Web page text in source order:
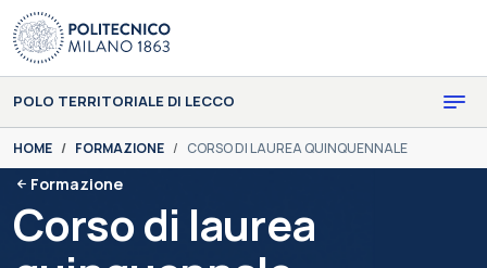
Skip to main content
Skip to page footer
POLO TERRITORIALE DI LECCO
You are here:
HOME FORMAZIONE CORSO DI LAUREA QUINQUENNALE
Formazione
Corso di laurea